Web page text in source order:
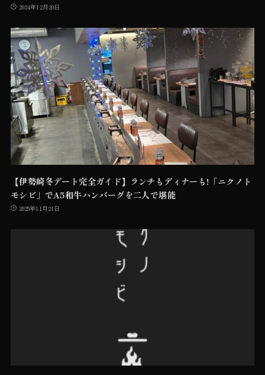
2024年12月20日
【伊勢崎冬デート完全ガイド】ランチもディナーも!「ニクノト
モシビ」でA5和牛ハンバーグを二人で堪能
2025年11月21日